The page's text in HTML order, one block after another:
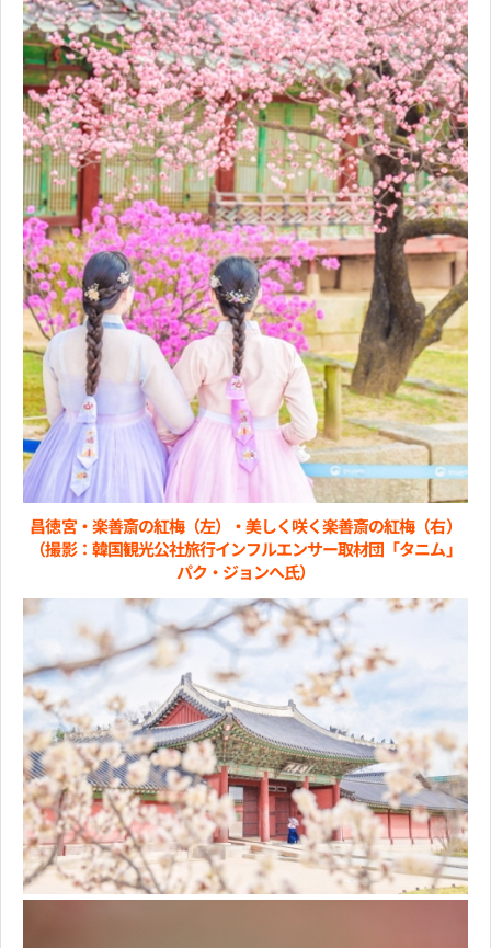
昌徳宮・楽善斎の紅梅（左）・美しく咲く楽善斎の紅梅（右）
（撮影：韓国観光公社旅行インフルエンサー取材団「タニム」
パク・ジョンへ氏）